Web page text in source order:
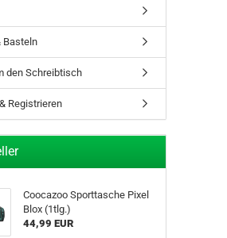
Basteln
den Schreibtisch
Registrieren
Coocazoo Sporttasche Pixel
Blox (1tlg.)
44,99 EUR